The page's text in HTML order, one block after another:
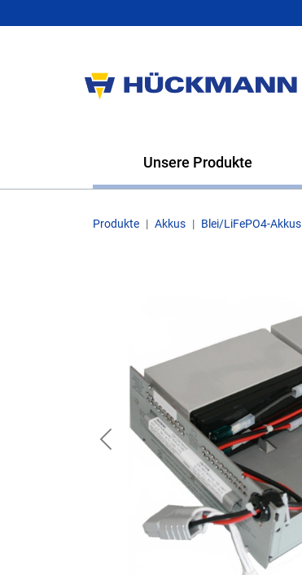
Unsere Produkte
Produkte Akkus Blei/LiFePO4-Akkus
Previous